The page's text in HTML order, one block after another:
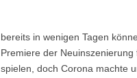
bereits in wenigen Tagen
Premiere der Neuinszenierung
spielen, doch Corona machte